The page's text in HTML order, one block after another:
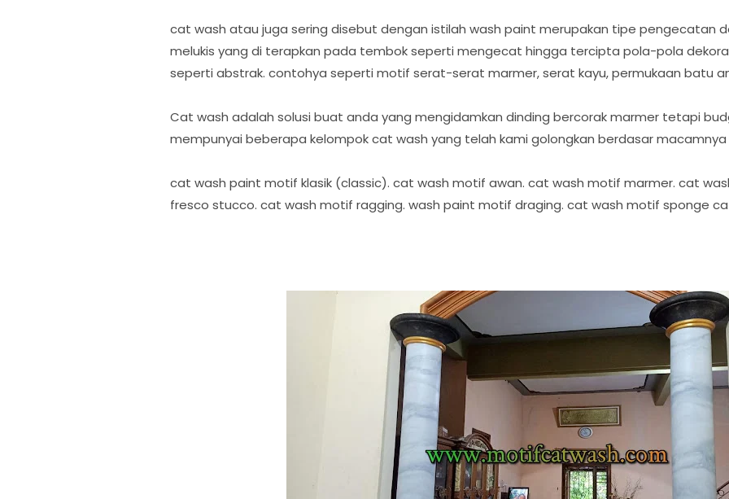
cat wash atau juga sering disebut dengan istilah wash paint merupakan tipe pengecatan
melukis yang di terapkan pada tembok seperti mengecat hingga tercipta pola-pola
seperti abstrak. contohya seperti motif serat-serat marmer, serat kayu, permukaan batu
Cat wash adalah solusi buat anda yang mengidamkan dinding bercorak marmer tetapi
mempunyai beberapa kelompok cat wash yang telah kami golongkan berdasar
cat wash paint motif klasik (classic). cat wash motif awan. cat wash motif marmer. cat
fresco stucco. cat wash motif ragging. wash paint motif draging. cat wash motif sponge